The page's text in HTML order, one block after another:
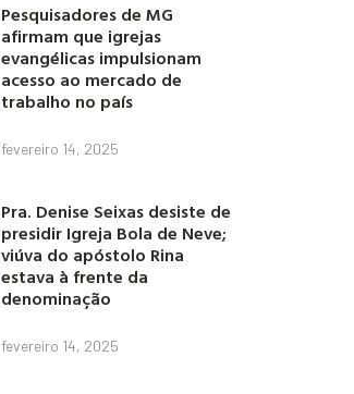
Pesquisadores de MG
afirmam que igrejas
evangélicas impulsionam
acesso ao mercado de
trabalho no país
fevereiro 14, 2025
Pra. Denise Seixas desiste de
presidir Igreja Bola de Neve;
viúva do apóstolo Rina
estava à frente da
denominação
fevereiro 14, 2025